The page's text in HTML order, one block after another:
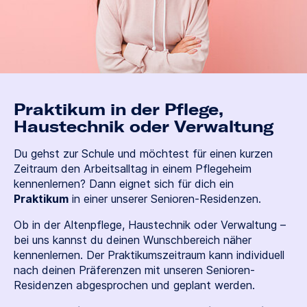
Praktikum in der Pflege,
Haustechnik oder Verwaltung
Du gehst zur Schule und möchtest für einen kurzen
Zeitraum den Arbeitsalltag in einem Pflegeheim
kennenlernen? Dann eignet sich für dich ein
Praktikum in einer unserer Senioren-Residenzen.
Ob in der Altenpflege, Haustechnik oder Verwaltung –
bei uns kannst du deinen Wunschbereich näher
kennenlernen. Der Praktikumszeitraum kann individuell
nach deinen Präferenzen mit unseren Senioren-
Residenzen abgesprochen und geplant werden.